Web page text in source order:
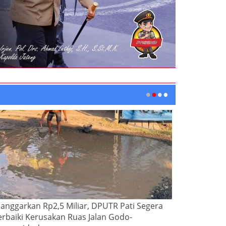
Rp2,5 Miliar, DPUTR Pati Segera
Kerusakan Ruas Jalan Godo-